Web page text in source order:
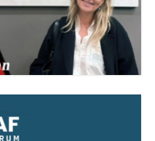
2025Sale